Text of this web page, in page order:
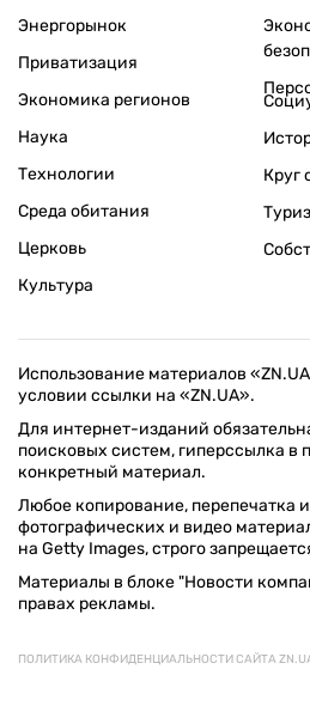
Энергорынок
Приватизация
Экономика регионов
Наука
Технологии
Среда обитания
Церковь
Культура
Круг
Использование материалов
условии ссылки на «ZN.UA».
Для интернет-изданий
поисковых систем, гиперссылка в
конкретный материал.
Любое копирование, перепечатка
фотографических и видео
на Getty Images, строго
Материалы в блоке "Новости
правах рекламы.
ПОЛИТИКА КОНФИДЕНЦИАЛЬНОСТИ САЙТА
© 1994–2026 «ЗЕРКАЛО НЕДЕЛИ. УКРАИНА».